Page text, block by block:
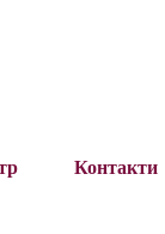
Контакти